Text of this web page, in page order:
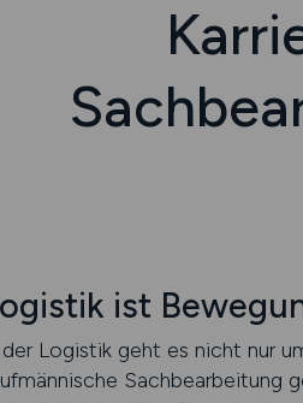
ist
der Logistik geht es nicht nur
Sachbearbeitung